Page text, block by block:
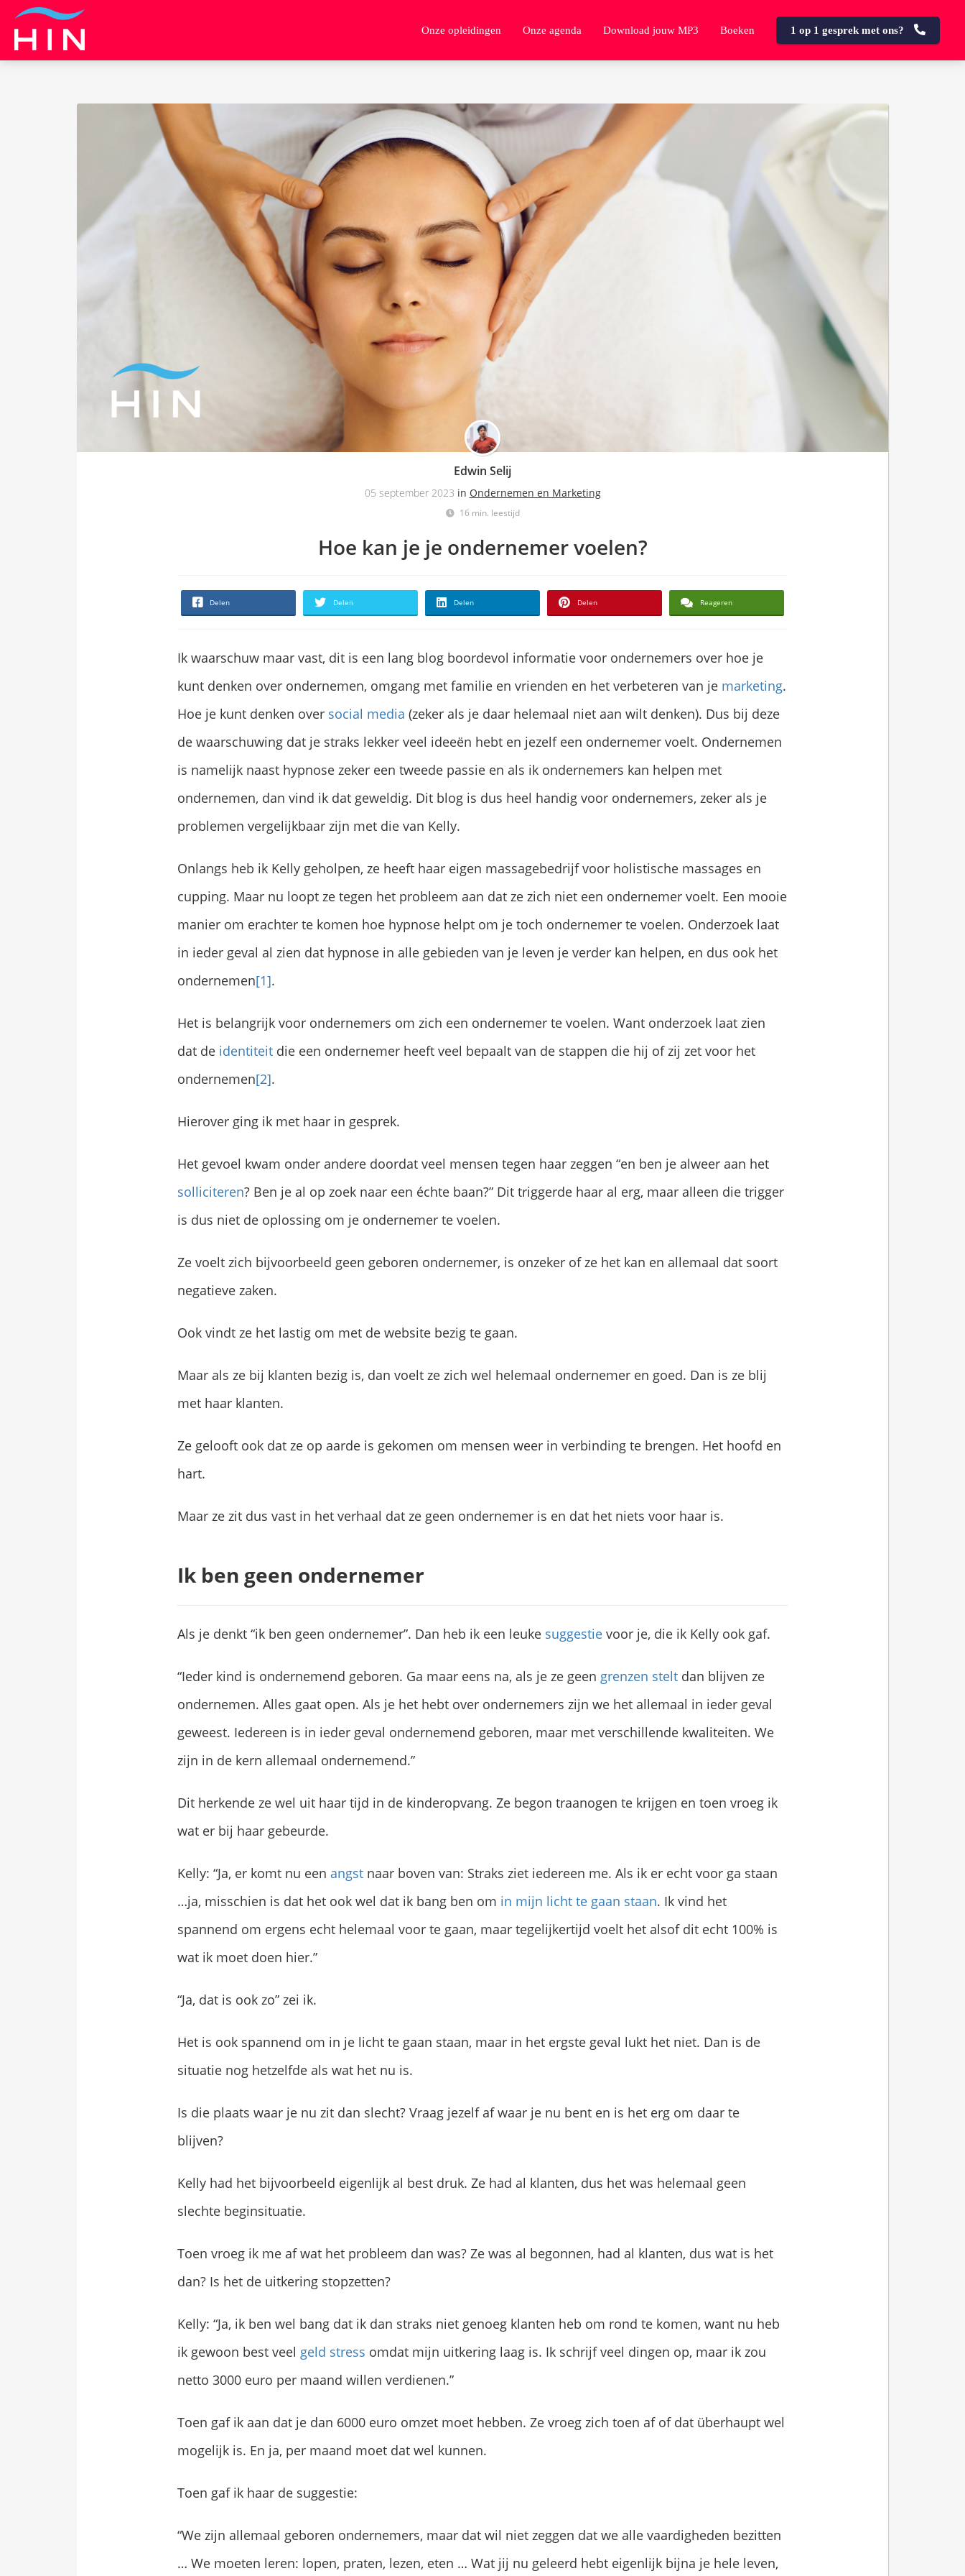
Onze opleidingen Onze agenda Download jouw MP3 Boeken 1 op 1 gesprek met ons?
Edwin Selij
05 september 2023 in Ondernemen en Marketing
16 min. leestijd
Hoe kan je je ondernemer voelen?
Delen Delen Delen Delen Reageren
Ik waarschuw maar vast, dit is een lang blog boordevol informatie voor ondernemers over hoe je
kunt denken over ondernemen, omgang met familie en vrienden en het verbeteren van je marketing.
Hoe je kunt denken over social media (zeker als je daar helemaal niet aan wilt denken). Dus bij deze
de waarschuwing dat je straks lekker veel ideeën hebt en jezelf een ondernemer voelt. Ondernemen
is namelijk naast hypnose zeker een tweede passie en als ik ondernemers kan helpen met
ondernemen, dan vind ik dat geweldig. Dit blog is dus heel handig voor ondernemers, zeker als je
problemen vergelijkbaar zijn met die van Kelly.
Onlangs heb ik Kelly geholpen, ze heeft haar eigen massagebedrijf voor holistische massages en
cupping. Maar nu loopt ze tegen het probleem aan dat ze zich niet een ondernemer voelt. Een mooie
manier om erachter te komen hoe hypnose helpt om je toch ondernemer te voelen. Onderzoek laat
in ieder geval al zien dat hypnose in alle gebieden van je leven je verder kan helpen, en dus ook het
ondernemen[1].
Het is belangrijk voor ondernemers om zich een ondernemer te voelen. Want onderzoek laat zien
dat de identiteit die een ondernemer heeft veel bepaalt van de stappen die hij of zij zet voor het
ondernemen[2].
Hierover ging ik met haar in gesprek.
Het gevoel kwam onder andere doordat veel mensen tegen haar zeggen “en ben je alweer aan het
solliciteren? Ben je al op zoek naar een échte baan?” Dit triggerde haar al erg, maar alleen die trigger
is dus niet de oplossing om je ondernemer te voelen.
Ze voelt zich bijvoorbeeld geen geboren ondernemer, is onzeker of ze het kan en allemaal dat soort
negatieve zaken.
Ook vindt ze het lastig om met de website bezig te gaan.
Maar als ze bij klanten bezig is, dan voelt ze zich wel helemaal ondernemer en goed. Dan is ze blij
met haar klanten.
Ze gelooft ook dat ze op aarde is gekomen om mensen weer in verbinding te brengen. Het hoofd en
hart.
Maar ze zit dus vast in het verhaal dat ze geen ondernemer is en dat het niets voor haar is.
Ik ben geen ondernemer
Als je denkt “ik ben geen ondernemer”. Dan heb ik een leuke suggestie voor je, die ik Kelly ook gaf.
“Ieder kind is ondernemend geboren. Ga maar eens na, als je ze geen grenzen stelt dan blijven ze
ondernemen. Alles gaat open. Als je het hebt over ondernemers zijn we het allemaal in ieder geval
geweest. Iedereen is in ieder geval ondernemend geboren, maar met verschillende kwaliteiten. We
zijn in de kern allemaal ondernemend.”
Dit herkende ze wel uit haar tijd in de kinderopvang. Ze begon traanogen te krijgen en toen vroeg ik
wat er bij haar gebeurde.
Kelly: “Ja, er komt nu een angst naar boven van: Straks ziet iedereen me. Als ik er echt voor ga staan
…ja, misschien is dat het ook wel dat ik bang ben om in mijn licht te gaan staan. Ik vind het
spannend om ergens echt helemaal voor te gaan, maar tegelijkertijd voelt het alsof dit echt 100% is
wat ik moet doen hier.”
“Ja, dat is ook zo” zei ik.
Het is ook spannend om in je licht te gaan staan, maar in het ergste geval lukt het niet. Dan is de
situatie nog hetzelfde als wat het nu is.
Is die plaats waar je nu zit dan slecht? Vraag jezelf af waar je nu bent en is het erg om daar te
blijven?
Kelly had het bijvoorbeeld eigenlijk al best druk. Ze had al klanten, dus het was helemaal geen
slechte beginsituatie.
Toen vroeg ik me af wat het probleem dan was? Ze was al begonnen, had al klanten, dus wat is het
dan? Is het de uitkering stopzetten?
Kelly: “Ja, ik ben wel bang dat ik dan straks niet genoeg klanten heb om rond te komen, want nu heb
ik gewoon best veel geld stress omdat mijn uitkering laag is. Ik schrijf veel dingen op, maar ik zou
netto 3000 euro per maand willen verdienen.”
Toen gaf ik aan dat je dan 6000 euro omzet moet hebben. Ze vroeg zich toen af of dat überhaupt wel
mogelijk is. En ja, per maand moet dat wel kunnen.
Toen gaf ik haar de suggestie:
“We zijn allemaal geboren ondernemers, maar dat wil niet zeggen dat we alle vaardigheden bezitten
… We moeten leren: lopen, praten, lezen, eten … Wat jij nu geleerd hebt eigenlijk bijna je hele leven,